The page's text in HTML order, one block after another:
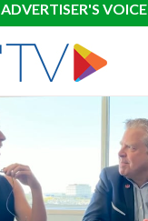
ADVERTISER'S VOICE